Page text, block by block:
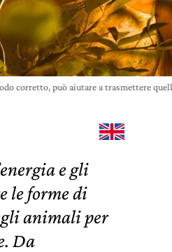
corretto, può aiutare a trasmettere
e gli
le forme di
animali per
Da